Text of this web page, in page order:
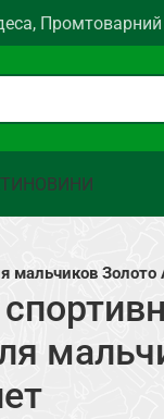
НОВИНИ
Золото